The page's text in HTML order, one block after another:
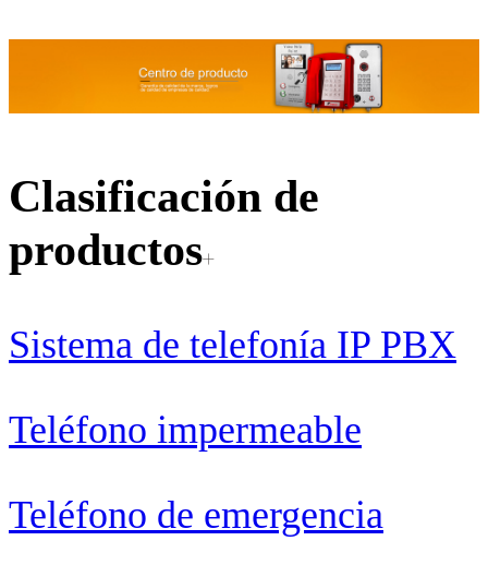
Clasificación de
productos
Sistema de telefonía IP PBX
Teléfono impermeable
Teléfono de emergencia